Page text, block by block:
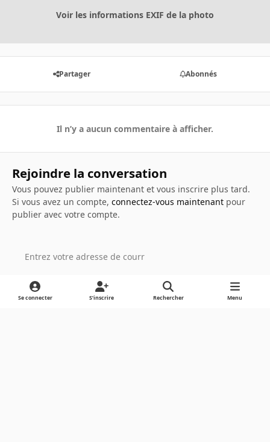
Voir les informations EXIF de la photo
Partager Abonnés
Il n’y a aucun commentaire à afficher.
Rejoindre la conversation
Vous pouvez publier maintenant et vous inscrire plus tard.
Si vous avez un compte, connectez-vous maintenantpour
publier avec votre compte.
Ajouter un commentaire…
Se connecter S’inscrire Rechercher Menu